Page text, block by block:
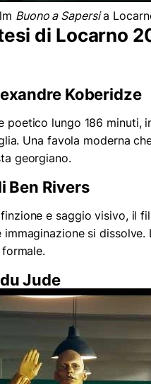
Buono a Sapersia
di Locarno
Koberidze
poetico lungo 186 minuti,
Una favola moderna
georgiano.
Ben Rivers
e saggio visivo, il
si
Jude